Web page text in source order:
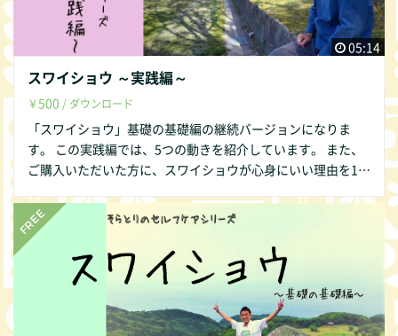
05:14
スワイショウ ～実践編～
￥500 / ダウンロード
「スワイショウ」基礎の基礎編の継続バージョンになりま
す。 この実践編では、5つの動きを紹介しています。 また、
ご購入いただいた方に、スワイショウが心身にいい理由を11
NEにお友達登録いただきますと、自分でできる社会交流神経
の整え方10個をプレゼント。その後は、月に4，5回程度、健
康/癒し/気づきに関するお役立ち情報を送らせていただいて
います。（LINE ＠cyi6148w）